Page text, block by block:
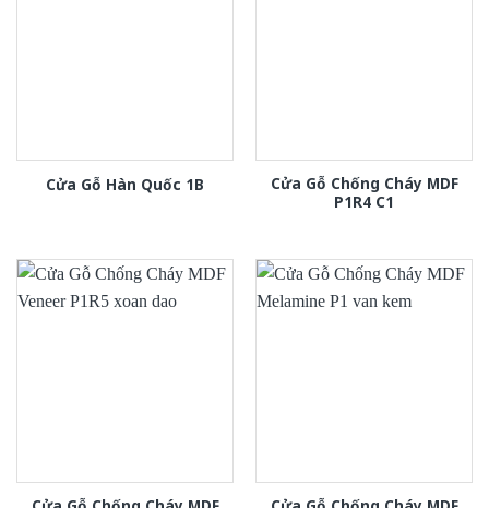
Cửa Gỗ Hàn Quốc 1B
Cửa Gỗ Chống Cháy MDF
P1R4 C1